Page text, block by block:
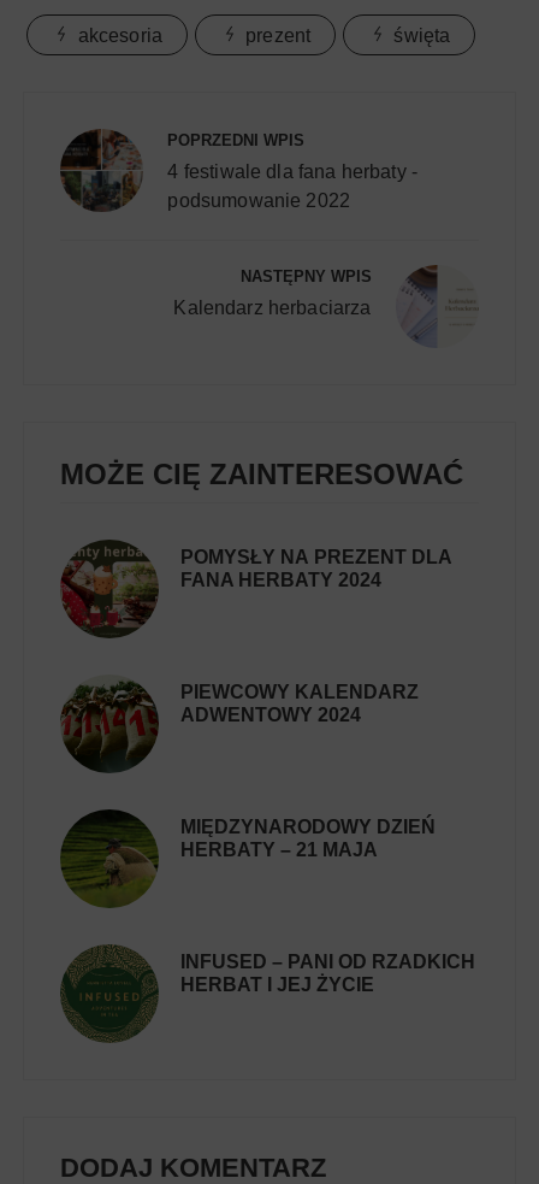
akcesoria prezent święta
wpisu
POPRZEDNI WPIS
4 festiwale dla fana herbaty -
podsumowanie 2022
NASTĘPNY WPIS
Kalendarz herbaciarza
MOŻE CIĘ ZAINTERESOWAĆ
POMYSŁY NA PREZENT DLA
FANA HERBATY 2024
PIEWCOWY KALENDARZ
ADWENTOWY 2024
MIĘDZYNARODOWY DZIEŃ
HERBATY – 21 MAJA
INFUSED – PANI OD RZADKICH
HERBAT I JEJ ŻYCIE
DODAJ KOMENTARZ